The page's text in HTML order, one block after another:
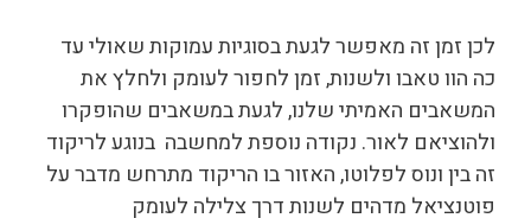
לכן זמן זה מאפשר לגעת בסוגיות עמוקות שאולי עד
כה הוו טאבו ולשנות, זמן לחפור לעומק ולחלץ את
המשאבים האמיתי שלנו, לגעת במשאבים שהופקרו
ולהוציאם לאור. נקודה נוספת למחשבה בנוגע לריקוד
זה בין ונוס לפלוטו, האזור בו הריקוד מתרחש מדבר על
פוטנציאל מדהים לשנות דרך צלילה לעומק